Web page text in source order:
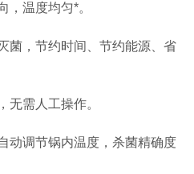
温度均匀*。
，节约时间、节约能源、省
需人工操作。
调节锅内温度，杀菌精确度